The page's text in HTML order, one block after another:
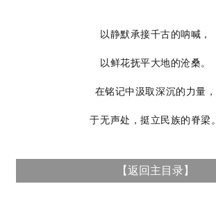
以静默承接千古的呐喊，
以鲜花抚平大地的沧桑。
在铭记中汲取深沉的力量，
于无声处，挺立民族的脊梁。
【返回主目录 】